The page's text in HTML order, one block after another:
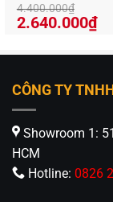
4.400.000₫
Giá
là:
2.640.000₫Giá
CÔNG TY
Showroom 1:
HCM
Hotline: 0826